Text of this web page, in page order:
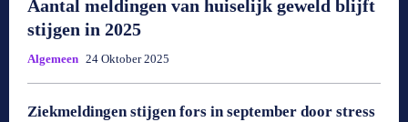
Aantal meldingen van huiselijk geweld blijft
stijgen in 2025
Algemeen 24 Oktober 2025
Ziekmeldingen stijgen fors in september door stress